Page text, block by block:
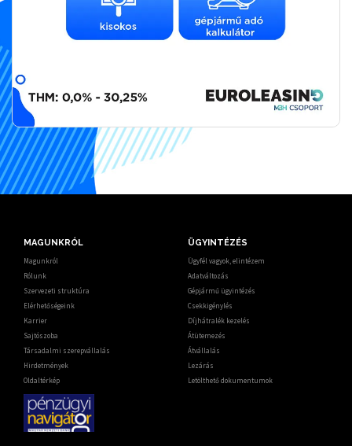
MAGUNKRÓL
Magunkról
Rólunk
Szervezeti struktúra
Elérhetőségeink
Karrier
Sajtószoba
Társadalmi szerepvállalás
Hirdetmények
Oldaltérkép
ÜGYINTÉZÉS
Ügyfél vagyok, elintézem
Adatváltozás
Gépjármű ügyintézés
Csekkigénylés
Díjhátralék kezelés
Átütemezés
Átvállalás
Lezárás
Letölthető dokumentumok